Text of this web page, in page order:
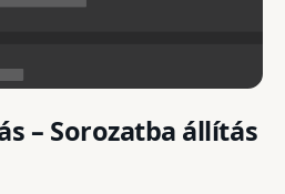
– Sorozatba állítás